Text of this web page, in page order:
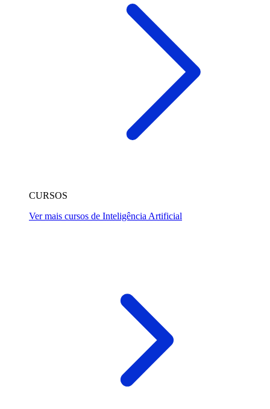
CURSOS
Ver mais cursos de Inteligência Artificial